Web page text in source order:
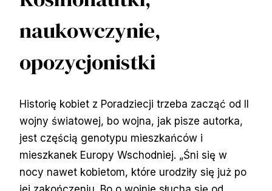
naukowczynie,
opozycjonistki
Historię kobiet z Poradziecji trzeba zacząć od II
wojny światowej, bo wojna, jak pisze autorka,
jest częścią genotypu mieszkańców i
mieszkanek Europy Wschodniej. „Śni się w
nocy nawet kobietom, które urodziły się już po